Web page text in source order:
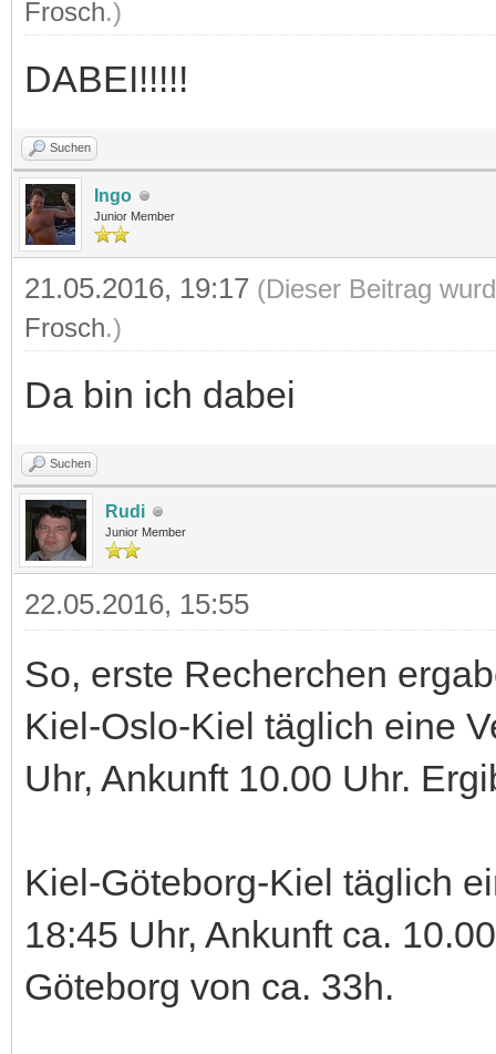
Frosch.)
DABEI!!!!!
Suchen
Ingo
Junior Member
21.05.2016, 19:17 (Dieser Beitrag
Frosch.)
Da bin ich dabei
Suchen
Rudi
Junior Member
22.05.2016, 15:55
So, erste Recherchen
Kiel-Oslo-Kiel täglich eine
Uhr, Ankunft 10.00 Uhr.
Kiel-Göteborg-Kiel täglich
18:45 Uhr, Ankunft ca.
Göteborg von ca. 33h.